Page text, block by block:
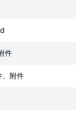
件
、附件